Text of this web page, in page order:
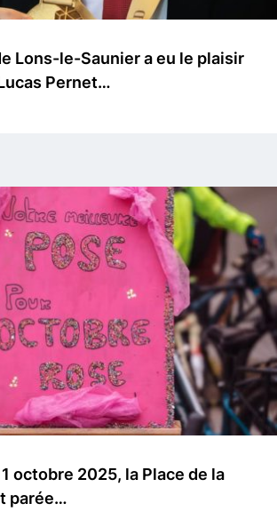
Lons-le-Saunier a eu le plaisir
Pernet…
octobre 2025, la Place de la
parée…